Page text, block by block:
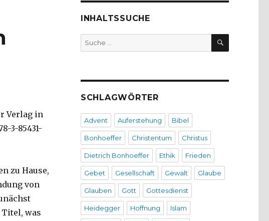
Verlag in
3-85431-
zu Hause,
von
was
INHALTSSUCHE
Suche
nach:
SUCHEN
SCHLAGWÖRTER
Advent Auferstehung Bibel
Bonhoeffer Christentum Christus
Dietrich Bonhoeffer Ethik Frieden
Gebet Gesellschaft Gewalt Glaube
Glauben Gott Gottesdienst
Heidegger Hoffnung Islam